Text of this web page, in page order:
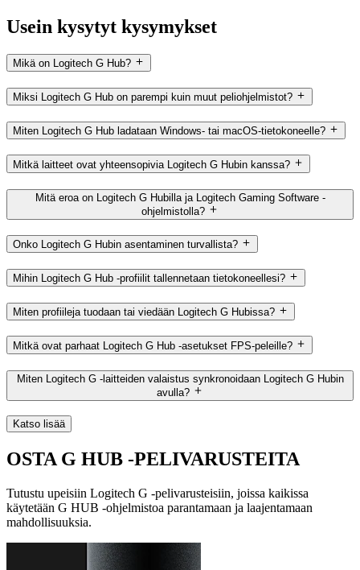
Usein kysytyt kysymykset
Mikä on Logitech G Hub?
Miksi Logitech G Hub on parempi kuin muut peliohjelmistot?
Miten Logitech G Hub ladataan Windows- tai macOS-tietokoneelle?
Mitkä laitteet ovat yhteensopivia Logitech G Hubin kanssa?
Mitä eroa on Logitech G Hubilla ja Logitech Gaming Software -
ohjelmistolla?
Onko Logitech G Hubin asentaminen turvallista?
Mihin Logitech G Hub -profiilit tallennetaan tietokoneellesi?
Miten profiileja tuodaan tai viedään Logitech G Hubissa?
Mitkä ovat parhaat Logitech G Hub -asetukset FPS-peleille?
Miten Logitech G -laitteiden valaistus synkronoidaan Logitech G Hubin
avulla?
Katso lisää
OSTA G HUB ‑PELIVARUSTEITA
Tutustu upeisiin Logitech G ‑pelivarusteisiin, joissa kaikissa
käytetään G HUB ‑ohjelmistoa parantamaan ja laajentamaan
mahdollisuuksia.